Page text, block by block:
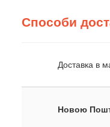
Способи
Доставка в
Новою